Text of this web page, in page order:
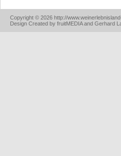
Copyright © 2026 http://
Design Created by fruitMEDIA and Gerhard